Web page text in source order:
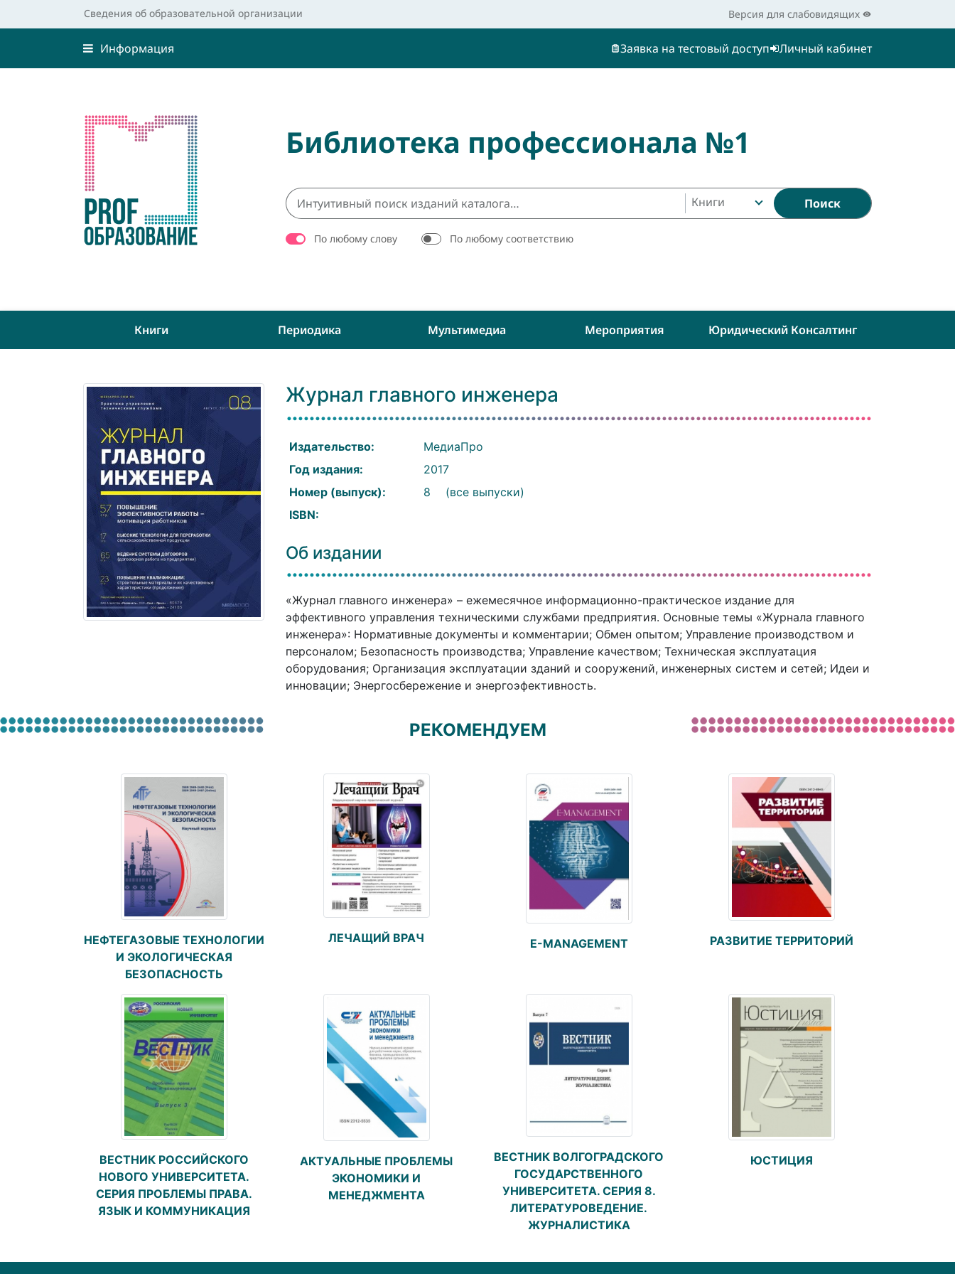
Сведения об образовательной организации Версия для слабовидящих
Информация Заявка на тестовый доступ Личный кабинет
Библиотека профессионала №1
Книги Поиск
По любому слову По любому соответствию
Книги Периодика Мультимедиа Мероприятия Юридический Консалтинг
Журнал главного инженера
Издательство:
МедиаПро
Год издания:
2017
Номер (выпуск):
8
(все выпуски)
ISBN:
Об издании
«Журнал главного инженера» – ежемесячное информационно-практическое издание для
эффективного управления техническими службами предприятия. Основные темы «Журнала главного
инженера»: Нормативные документы и комментарии; Обмен опытом; Управление производством и
персоналом; Безопасность производства; Управление качеством; Техническая эксплуатация
оборудования; Организация эксплуатации зданий и сооружений, инженерных систем и сетей; Идеи и
инновации; Энергосбережение и энергоэфективность.
РЕКОМЕНДУЕМ
НЕФТЕГАЗОВЫЕ ТЕХНОЛОГИИ
И ЭКОЛОГИЧЕСКАЯ
БЕЗОПАСНОСТЬ
ЛЕЧАЩИЙ ВРАЧ E-MANAGEMENT РАЗВИТИЕ ТЕРРИТОРИЙ
ВЕСТНИК РОССИЙСКОГО
НОВОГО УНИВЕРСИТЕТА.
СЕРИЯ ПРОБЛЕМЫ ПРАВА.
ЯЗЫК И КОММУНИКАЦИЯ
АКТУАЛЬНЫЕ ПРОБЛЕМЫ
ЭКОНОМИКИ И
МЕНЕДЖМЕНТА
ВЕСТНИК ВОЛГОГРАДСКОГО
ГОСУДАРСТВЕННОГО
УНИВЕРСИТЕТА. СЕРИЯ 8.
ЛИТЕРАТУРОВЕДЕНИЕ.
ЖУРНАЛИСТИКА
ЮСТИЦИЯ